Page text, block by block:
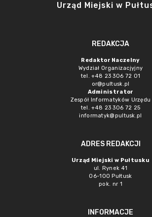
Urząd Miejski w
REDAKCJA
Redaktor Naczelny
Wydział Organizacjyjny
tel. +48 23 306 72 01
or@pultusk.pl
Administrator
Zespół Informatyków Urzędu
tel. +48 23 306 72 25
informatyk@pultusk.pl
ADRES REDAKCJI
Urząd Miejski w Pułtusku
ul. Rynek 41
06-100 Pułtusk
pok. nr 1
INFORMACJE